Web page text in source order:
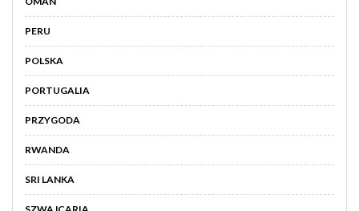
PERU
POLSKA
PORTUGALIA
PRZYGODA
RWANDA
SRI LANKA